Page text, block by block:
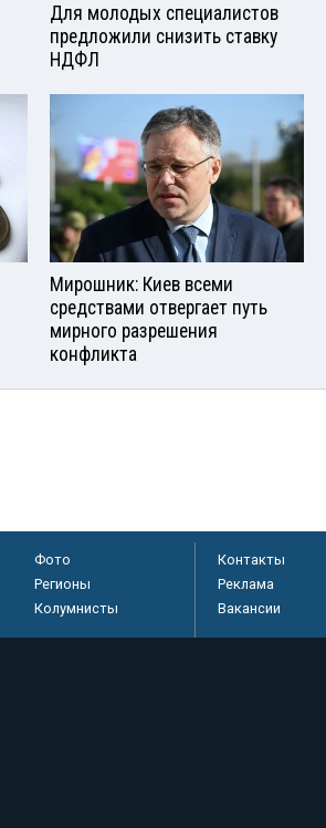
Для молодых специалистов
предложили снизить ставку
НДФЛ
Мирошник: Киев всеми
средствами отвергает путь
мирного разрешения
конфликта
Фото
Регионы
Колумнисты
Контакты
Реклама
Вакансии